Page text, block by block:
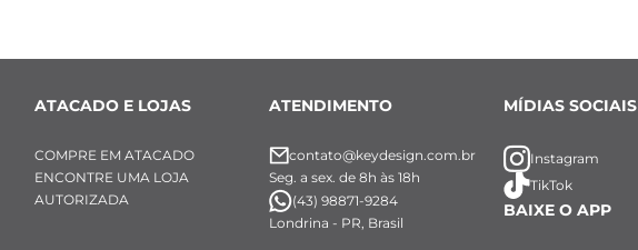
ATACADO E LOJAS
COMPRE EM ATACADO
ENCONTRE UMA LOJA
AUTORIZADA
ATENDIMENTO
contato@keydesign.com.br
Seg. a sex. de 8h às 18h
(43) 98871-9284
Londrina - PR, Brasil
MÍDIAS SOCIAIS
Instagram
TikTok
BAIXE O APP